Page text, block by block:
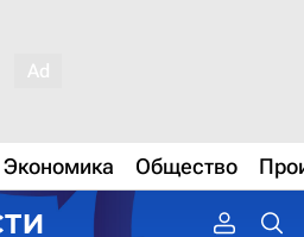
Экономика Общество